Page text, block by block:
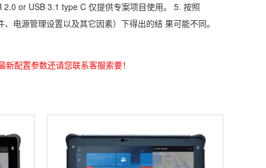
or USB 3.1 type C 仅提供专案项目使用。 5. 按照
电源管理设置以及其它因素）下得出的结 果可能不同。
配置参数还请您联系客服索要！